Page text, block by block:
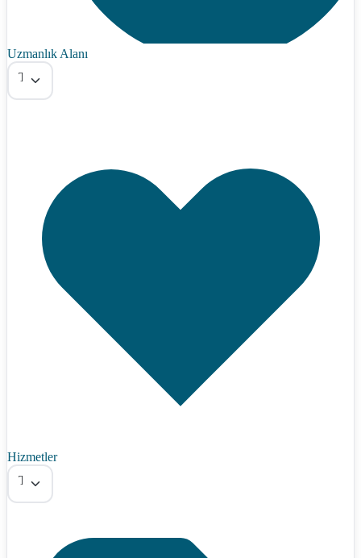
Uzmanlık Alanı
Tümü
Hizmetler
Tümü